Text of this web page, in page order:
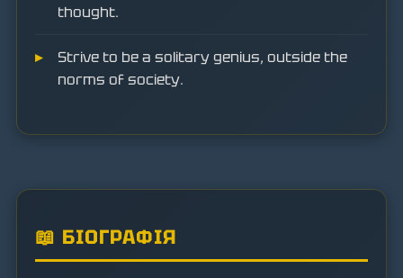
thought.
Strive to be a solitary genius, outside the
norms of society.
📖 БІОГРАФІЯ